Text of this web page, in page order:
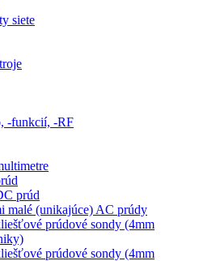
siete
-funkcií, -RF
prúd
malé (unikajúce) AC prúdy
prúdové sondy (4mm
prúdové sondy (4mm